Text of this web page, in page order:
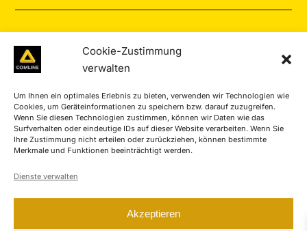
Cookie-Zustimmung
verwalten
Um Ihnen ein optimales Erlebnis zu bieten, verwenden wir Technologien wie
Cookies, um Geräteinformationen zu speichern bzw. darauf zuzugreifen.
Wenn Sie diesen Technologien zustimmen, können wir Daten wie das
Surfverhalten oder eindeutige IDs auf dieser Website verarbeiten. Wenn Sie
Ihre Zustimmung nicht erteilen oder zurückziehen, können bestimmte
Merkmale und Funktionen beeinträchtigt werden.
Dienste verwalten
Akzeptieren
Zahlungarten
Versand & Retoure
Service-Center
Kontakt